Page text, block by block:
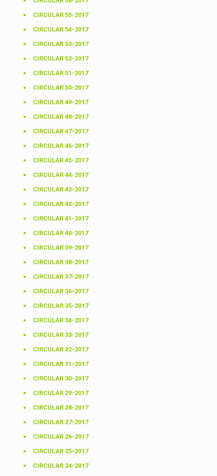
CIRCULAR 55-2017
CIRCULAR 54-2017
CIRCULAR 53-2017
CIRCULAR 52-2017
CIRCULAR 51-2017
CIRCULAR 50-2017
CIRCULAR 49-2017
CIRCULAR 48-2017
CIRCULAR 47-2017
CIRCULAR 46-2017
CIRCULAR 45-2017
CIRCULAR 44-2017
CIRCULAR 43-2017
CIRCULAR 42-2017
CIRCULAR 41-2017
CIRCULAR 40-2017
CIRCULAR 39-2017
CIRCULAR 38-2017
CIRCULAR 37-2017
CIRCULAR 36-2017
CIRCULAR 35-2017
CIRCULAR 34-2017
CIRCULAR 33-2017
CIRCULAR 32-2017
CIRCULAR 31-2017
CIRCULAR 30-2017
CIRCULAR 29-2017
CIRCULAR 28-2017
CIRCULAR 27-2017
CIRCULAR 26-2017
CIRCULAR 25-2017
CIRCULAR 24-2017